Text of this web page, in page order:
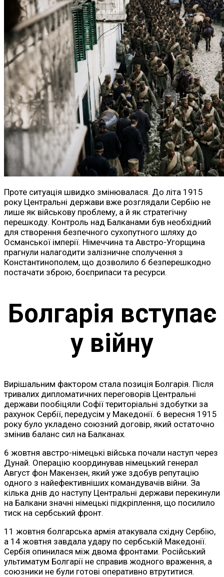
Проте ситуація швидко змінювалася. До літа 1915
року Центральні держави вже розглядали Сербію не
лише як військову проблему, а й як стратегічну
перешкоду. Контроль над Балканами був необхідний
для створення безпечного сухопутного шляху до
Османської імперії. Німеччина та Австро-Угорщина
прагнули налагодити залізничне сполучення з
Константинополем, що дозволило б безперешкодно
постачати зброю, боєприпаси та ресурси.
Болгарія вступає
у війну
Вирішальним фактором стала позиція Болгарія. Після
тривалих дипломатичних переговорів Центральні
держави пообіцяли Софії територіальні здобутки за
рахунок Сербії, передусім у Македонії. 6 вересня 1915
року було укладено союзний договір, який остаточно
змінив баланс сил на Балканах.
6 жовтня австро-німецькі війська почали наступ через
Дунай. Операцію координував німецький генерал
Август фон Макензен, який уже здобув репутацію
одного з найефективніших командувачів війни. За
кілька днів до наступу Центральні держави перекинули
на Балкани значні німецькі підкріплення, що посилило
тиск на сербський фронт.
11 жовтня болгарська армія атакувала східну Сербію,
а 14 жовтня завдала удару по сербській Македонії.
Сербія опинилася між двома фронтами. Російський
ультиматум Болгарії не справив жодного враження, а
союзники не були готові оперативно втрутитися.